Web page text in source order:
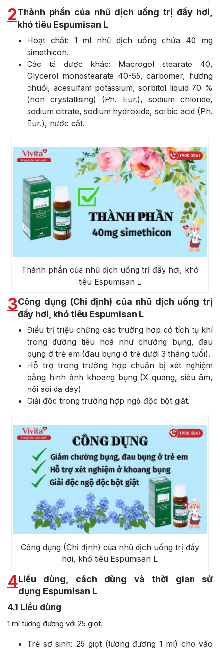
2Thành phần của nhũ dịch uống trị đầy hơi,
khó tiêu Espumisan L
Hoạt chất: 1 ml nhũ dịch uống chứa 40 mg
simethicon.
Các tá dược khác: Macrogol stearate 40,
Glycerol monostearate 40-55, carbomer, hương
chuối, acesulfam potassium, sorbitol liquid 70 %
(non crystallising) (Ph. Eur.), sodium chloride,
sodium citrate, sodium hydroxide, sorbic acid (Ph.
Eur.), nước cất.
Thành phần của nhũ dịch uống trị đầy hơi, khó
tiêu Espumisan L
3Công dụng (Chỉ định) của nhũ dịch uống trị
đầy hơi, khó tiêu Espumisan L
Điều trị triệu chứng các truờng hợp có tích tụ khí
trong đường tiêu hoá như chướng bụng, đau
bụng ở trẻ em (đau bụng ở trẻ dưới 3 tháng tuổi).
Hỗ trợ trong trường hợp chuẩn bị xét nghiệm
bằng hình ảnh khoang bụng (X quang, siêu âm,
nội soi dạ dày).
Giải độc trong trường hợp ngộ độc bột giặt.
Công dụng (Chỉ định) của nhũ dịch uống trị đầy
hơi, khó tiêu Espumisan L
4Liều dùng, cách dùng và thời gian sử
dụng Espumisan L
4.1 Liều dùng
1 ml tương đương với 25 giọt.
Trẻ sơ sinh: 25 giọt (tương đương 1 ml) cho vào